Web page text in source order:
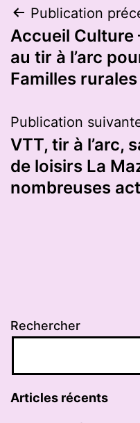
Navigation
de
l’article
Publication
Accueil Culture
au tir à l’arc
Familles rurales
Publication
VTT, tir à l’arc,
de loisirs La
nombreuses
Rechercher
Articles récents